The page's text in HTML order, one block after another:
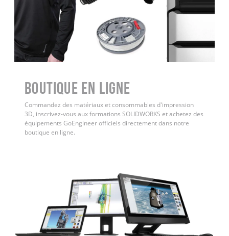
Boutique en ligne
Commandez des matériaux et consommables d'impression
3D, inscrivez-vous aux formations SOLIDWORKS et achetez des
équipements GoEngineer officiels directement dans notre
boutique en ligne.